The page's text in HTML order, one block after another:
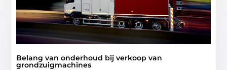
Belang van onderhoud bij verkoop van
grondzuigmachines